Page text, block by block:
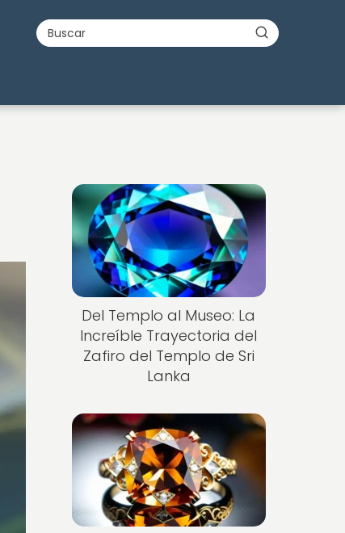
Del Templo al Museo: La
Increíble Trayectoria del
Zafiro del Templo de Sri
Lanka